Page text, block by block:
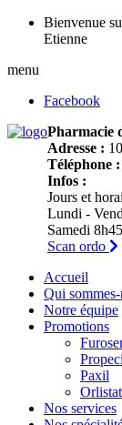
Bienvenue
Etienne
menu
Facebook
Pharmacie
Adresse :
Téléphone :
Infos :
Jours et
Lundi -
Samedi
Scan ordo
Accueil
Qui
Notre équipe
Promotions
Paxil
Orlistat
Nos services